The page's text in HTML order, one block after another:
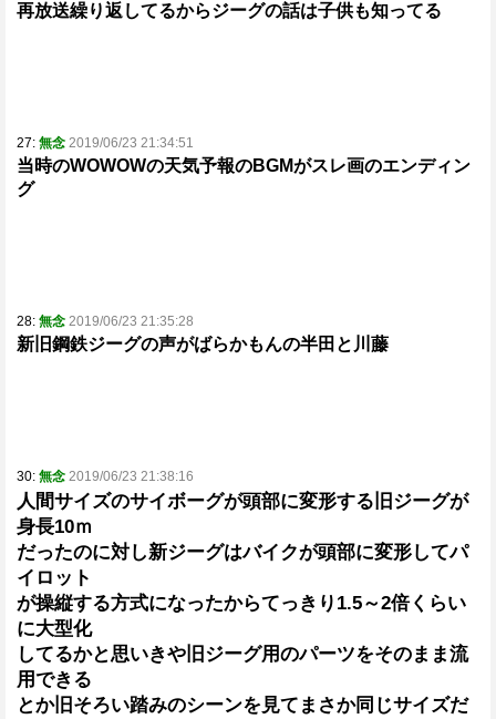
再放送繰り返してるからジーグの話は子供も知ってる
27: 無念 2019/06/23 21:34:51
当時のWOWOWの天気予報のBGMがスレ画のエンディン
グ
28: 無念 2019/06/23 21:35:28
新旧鋼鉄ジーグの声がばらかもんの半田と川藤
30: 無念 2019/06/23 21:38:16
人間サイズのサイボーグが頭部に変形する旧ジーグが
身長10ｍ
だったのに対し新ジーグはバイクが頭部に変形してパ
イロット
が操縦する方式になったからてっきり1.5～2倍くらい
に大型化
してるかと思いきや旧ジーグ用のパーツをそのまま流
用できる
とか旧そろい踏みのシーンを見てまさか同じサイズだ